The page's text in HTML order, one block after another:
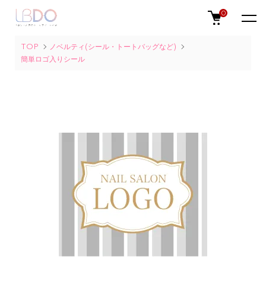
0
TOP
ノベルティ(シール・トートバッグなど)
簡単ロゴ入りシール